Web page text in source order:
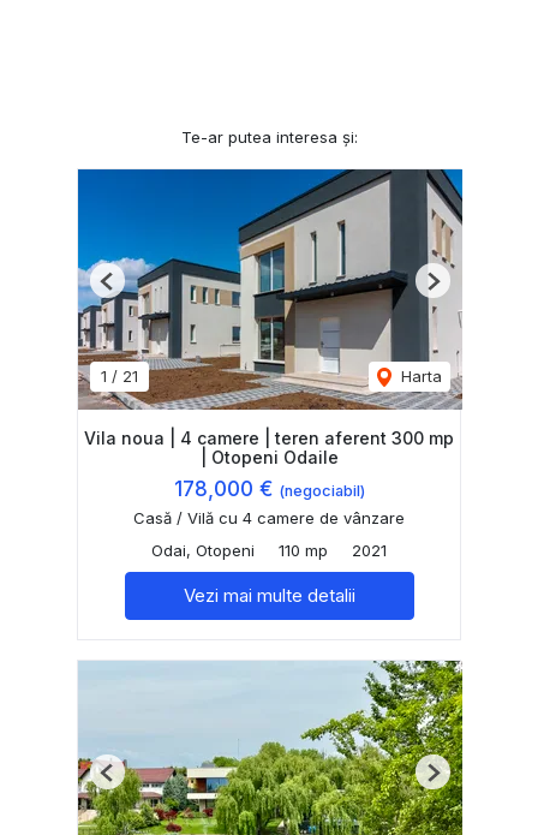
Te-ar putea interesa și:
1 / 21 Harta
Previous Next
Vila noua | 4 camere | teren aferent 300 mp
| Otopeni Odaile
178,000 € (negociabil)
Casă / Vilă cu 4 camere de vânzare
Odai, Otopeni
110 mp 2021
Vezi mai multe detalii
Previous Next